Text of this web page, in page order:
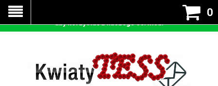
0
Nasza strona korzysta z cookies - czyli tzw ciastek w celu
prawidłowego działania. Zaakceptuj przyjmowanie cookies
aby korzystać z naszego serwisu.